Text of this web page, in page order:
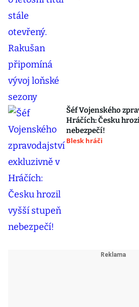
Šéf Vojenského
Hráčích: Česku
nebezpečí!
Blesk hráči